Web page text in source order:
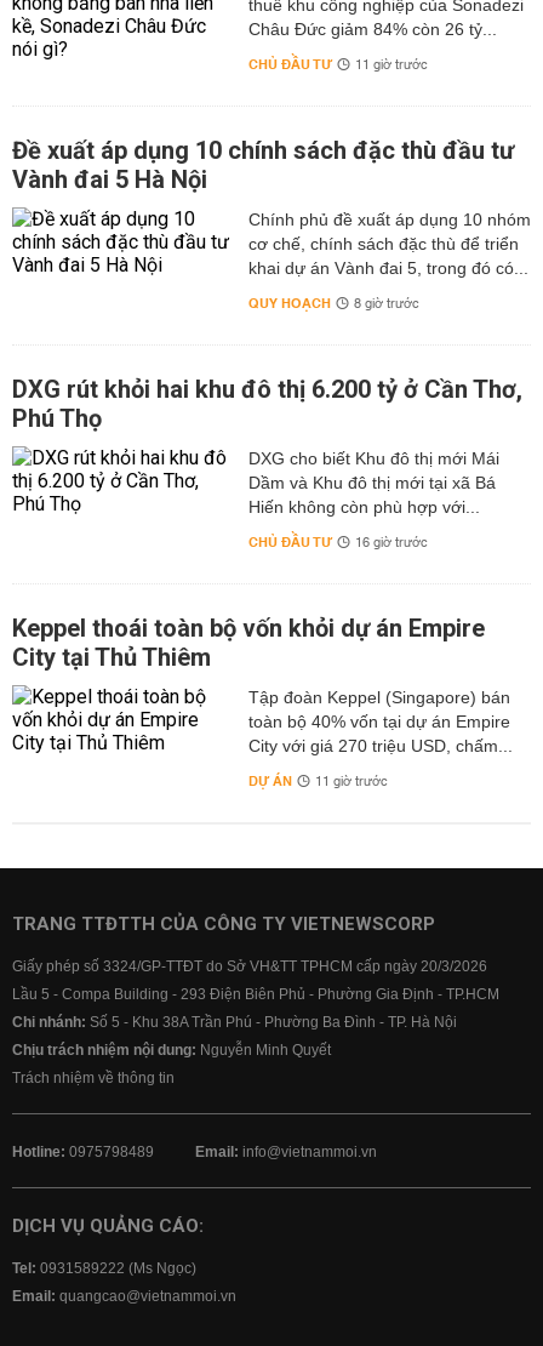
thuê khu công nghiệp của Sonadezi
Châu Đức giảm 84% còn 26 tỷ...
CHỦ ĐẦU TƯ 11 giờ trước
Đề xuất áp dụng 10 chính sách đặc thù đầu tư
Vành đai 5 Hà Nội
Chính phủ đề xuất áp dụng 10 nhóm
cơ chế, chính sách đặc thù để triển
khai dự án Vành đai 5, trong đó có...
QUY HOẠCH 8 giờ trước
DXG rút khỏi hai khu đô thị 6.200 tỷ ở Cần Thơ,
Phú Thọ
DXG cho biết Khu đô thị mới Mái
Dầm và Khu đô thị mới tại xã Bá
Hiến không còn phù hợp với...
CHỦ ĐẦU TƯ 16 giờ trước
Keppel thoái toàn bộ vốn khỏi dự án Empire
City tại Thủ Thiêm
Tập đoàn Keppel (Singapore) bán
toàn bộ 40% vốn tại dự án Empire
City với giá 270 triệu USD, chấm...
DỰ ÁN 11 giờ trước
TRANG TTĐTTH CỦA CÔNG TY VIETNEWSCORP
Giấy phép số 3324/GP-TTĐT do Sở VH&TT TPHCM cấp ngày 20/3/2026
Lầu 5 - Compa Building - 293 Điện Biên Phủ - Phường Gia Định - TP.HCM
Chi nhánh: Số 5 - Khu 38A Trần Phú - Phường Ba Đình - TP. Hà Nội
Chịu trách nhiệm nội dung: Nguyễn Minh Quyết
Trách nhiệm về thông tin
Hotline: 0975798489 Email: info@vietnammoi.vn
DỊCH VỤ QUẢNG CÁO:
Tel: 0931589222 (Ms Ngọc)
Email: quangcao@vietnammoi.vn